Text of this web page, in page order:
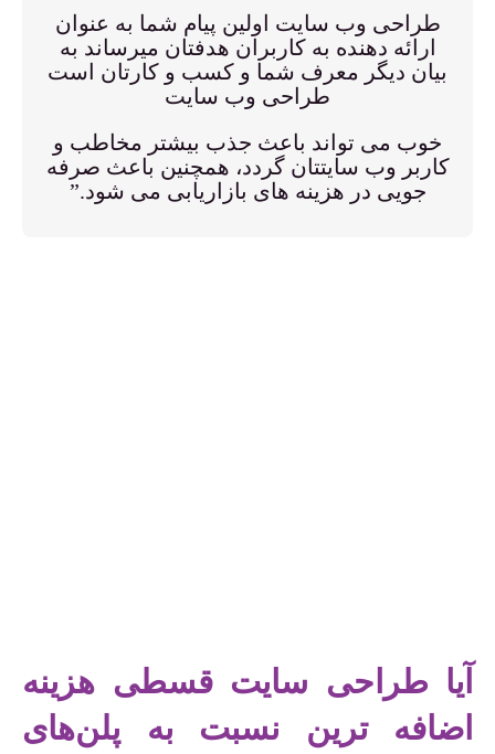
طراحی وب سایت اولین پیام شما به عنوان
ارائه دهنده به کاربران هدفتان میرساند به
بیان دیگر معرف شما و کسب و کارتان است
طراحی وب سایت
خوب می تواند باعث جذب بیشتر مخاطب و
کاربر وب سایتتان گردد، همچنین باعث صرفه
جویی در هزینه های بازاریابی می شود.”
آیا طراحی سایت قسطی هزینه
اضافه ترین نسبت به پلن‌های